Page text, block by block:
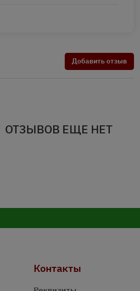
Добавить отзыв
ОТЗЫВОВ ЕЩЕ НЕТ
Контакты